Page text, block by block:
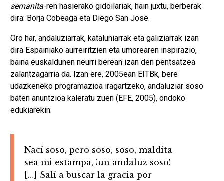
semanita-ren hasierako gidoilariak, hain juxtu, berberak
dira: Borja Cobeaga eta Diego San Jose.
Oro har, andaluziarrak, kataluniarrak eta galiziarrak izan
dira Espainiako aurreiritzien eta umorearen inspirazio,
baina euskaldunen neurri berean izan den pentsatzea
zalantzagarria da. Izan ere, 2005ean EITBk, bere
udazkeneko programazioa iragartzeko, andaluziar soso
baten anuntzioa kaleratu zuen (EFE, 2005), ondoko
edukiarekin:
Nací soso, pero soso, soso, maldita
sea mi estampa, ¡un andaluz soso!
[…] Salí a buscar la gracia por